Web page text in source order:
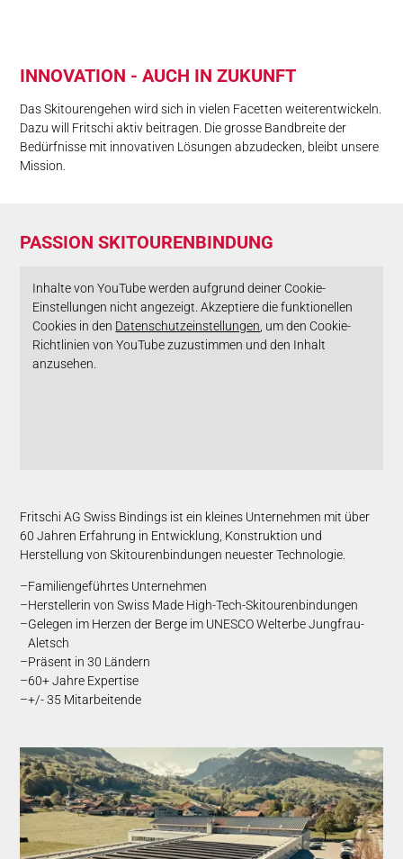
IN­NO­VA­TION - AUCH IN ZU­KUNFT
Das Skitourengehen wird sich in vielen Facetten weiterentwickeln.
Dazu will Fritschi aktiv beitragen. Die grosse Bandbreite der
Bedürfnisse mit innovativen Lösungen abzudecken, bleibt unsere
Mission.
PAS­SION SKI­TOUREN­BINDUNG
Inhalte von YouTube werden aufgrund deiner Cookie-
Einstellungen nicht angezeigt. Akzeptiere die funktionellen
Cookies in den Datenschutzeinstellungen, um den Cookie-
Richtlinien von YouTube zuzustimmen und den Inhalt
anzusehen.
Fritschi AG Swiss Bindings ist ein kleines Unternehmen mit über
60 Jahren Erfahrung in Entwicklung, Konstruktion und
Herstellung von Skitourenbindungen neuester Technologie.
Familiengeführtes Unternehmen
Herstellerin von Swiss Made High-Tech-Skitourenbindungen
Gelegen im Herzen der Berge im UNESCO Welterbe Jungfrau-
Aletsch
Präsent in 30 Ländern
60+ Jahre Expertise
+/- 35 Mitarbeitende